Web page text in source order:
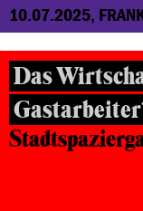
10.07.2025,
Das